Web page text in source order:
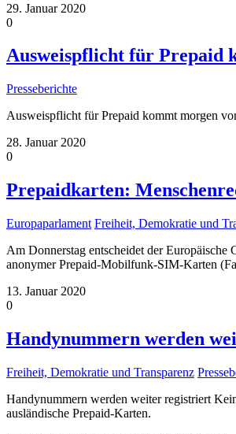
29. Januar 2020
0
Ausweispflicht für Prepaid
Presseberichte
Ausweispflicht für Prepaid kommt morgen
28. Januar 2020
0
Prepaidkarten:
Europaparlament Freiheit, Demokratie und
Am Donnerstag entscheidet der Europäische
anonymer Prepaid-Mobilfunk-SIM-Karten
13. Januar 2020
0
Handynummern werden
Freiheit, Demokratie und Transparenz
Handynummern werden weiter registriert
ausländische Prepaid-Karten.